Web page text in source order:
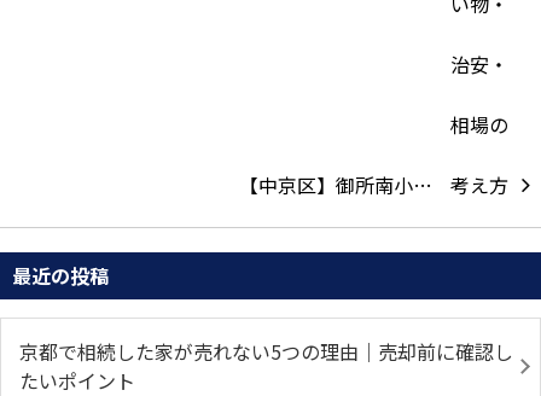
【中京区】御所南小…
最近の投稿
京都で相続した家が売れない5つの理由｜売却前に確認し
たいポイント